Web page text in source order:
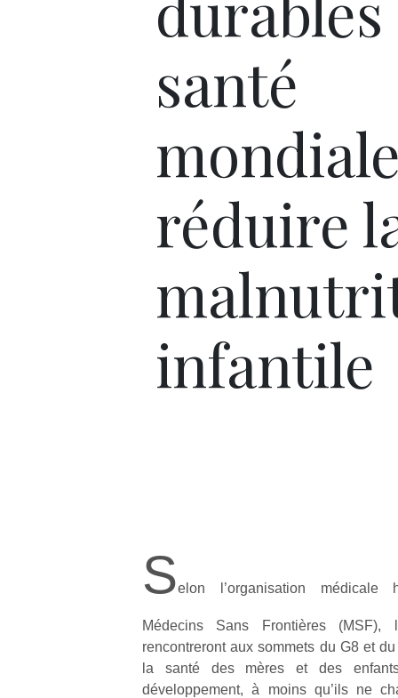
santé
réduire
infantile
Selon l’organisation médicale
Médecins Sans Frontières
rencontreront aux sommets du G8 et
la santé des mères et des
développement, à moins qu’ils ne